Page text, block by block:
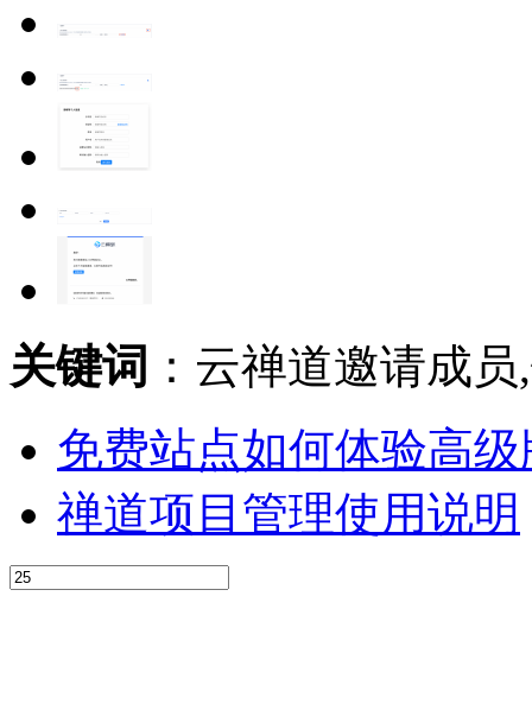
关键词 ：云禅道邀请成
免费站点如何体验高级
禅道项目管理使用说明